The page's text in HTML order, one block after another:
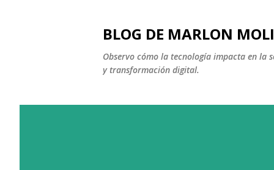
BLOG DE MARLON
Observo cómo la tecnología impacta en la
y transformación digital.